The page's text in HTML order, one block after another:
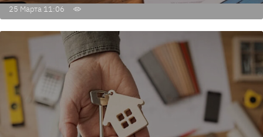
25 Марта 11:06